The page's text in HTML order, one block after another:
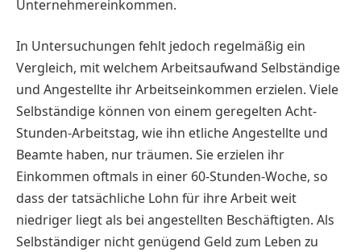
Unternehmereinkommen.
In Untersuchungen fehlt jedoch regelmäßig ein
Vergleich, mit welchem Arbeitsaufwand Selbständige
und Angestellte ihr Arbeitseinkommen erzielen. Viele
Selbständige können von einem geregelten Acht-
Stunden-Arbeitstag, wie ihn etliche Angestellte und
Beamte haben, nur träumen. Sie erzielen ihr
Einkommen oftmals in einer 60-Stunden-Woche, so
dass der tatsächliche Lohn für ihre Arbeit weit
niedriger liegt als bei angestellten Beschäftigten. Als
Selbständiger nicht genügend Geld zum Leben zu